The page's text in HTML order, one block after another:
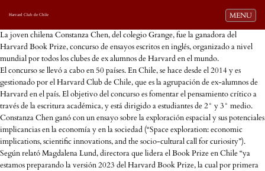
Toggle
MENU
Harvard Club de Chile
La joven chilena Constanza Chen, del colegio Grange, fue la ganadora del
Harvard Book Prize, concurso de ensayos escritos en inglés, organizado a nivel
mundial por todos los clubes de ex alumnos de Harvard en el mundo.
El concurso se llevó a cabo en 50 países. En Chile, se hace desde el 2014 y es
gestionado por el Harvard Club de Chile, que es la agrupación de ex-alumnos de
Harvard en el país. El objetivo del concurso es fomentar el pensamiento crítico a
través de la escritura académica, y está dirigido a estudiantes de 2° y 3° medio.
Constanza Chen ganó con un ensayo sobre la exploración espacial y sus potenciales
implicancias en la economía y en la sociedad (“Space exploration: economic
implications, scientific innovations, and the socio-cultural call for curiosity”).
Según relató Magdalena Lund, directora que lidera el Book Prize en Chile “ya
estamos preparando la versión 2023 del Harvard Book Prize, la cual por primera